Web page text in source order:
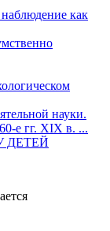
как
науки.
е гг. XIX в. ...
ДЕТЕЙ